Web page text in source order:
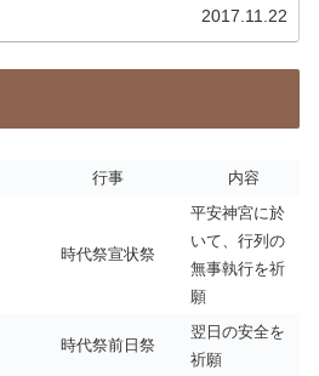
2017.11.22
行事 内容
時代祭宣状祭
平安神宮に於
いて、行列の
無事執行を祈
願
時代祭前日祭
翌日の安全を
祈願